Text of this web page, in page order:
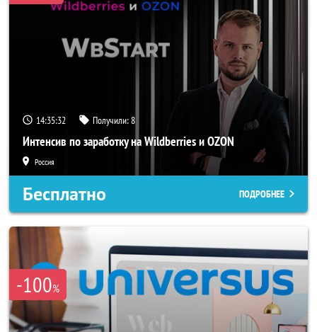
14:35:29 Получили:8
Интенсив по заработку на Wildberries и OZON
Россия
Бесплатно ПОДРОБНЕЕ
-100%